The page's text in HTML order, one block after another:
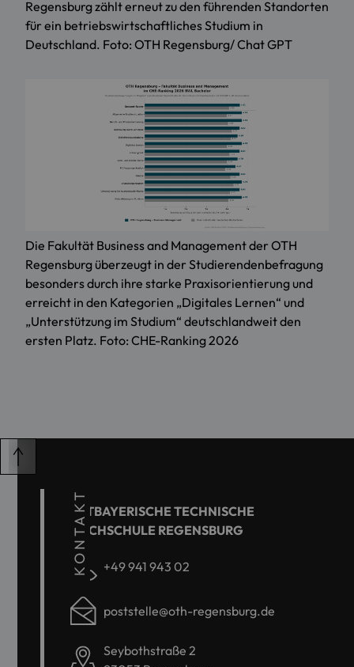
Regensburg zählt erneut zu den führenden Standorten
für ein betriebswirtschaftliches Studium in
Deutschland. Foto: OTH Regensburg/ Chat GPT
Die Fakultät Business and Management der OTH
Regensburg überzeugt in der Studierendenbefragung
besonders durch ihre starke Praxisorientierung und
erreicht in den Kategorien „Digitales Lernen“ und
„Unterstützung im Studium“ deutschlandweit den
ersten Platz. Foto: CHE-Ranking 2026
KONTAKT
OSTBAYERISCHE TECHNISCHE
HOCHSCHULE REGENSBURG
+49 941 943 02
poststelle@oth-regensburg.de
Seybothstraße 2